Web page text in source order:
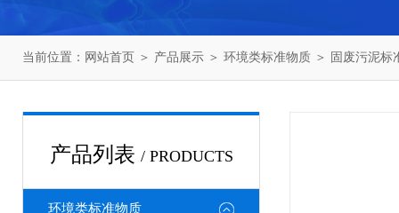
当前位置： 网站首页 ＞ 产品展示 ＞ 环境类标准物质 ＞ 固废污泥标
产品列表 / PRODUCTS
环境类标准物质